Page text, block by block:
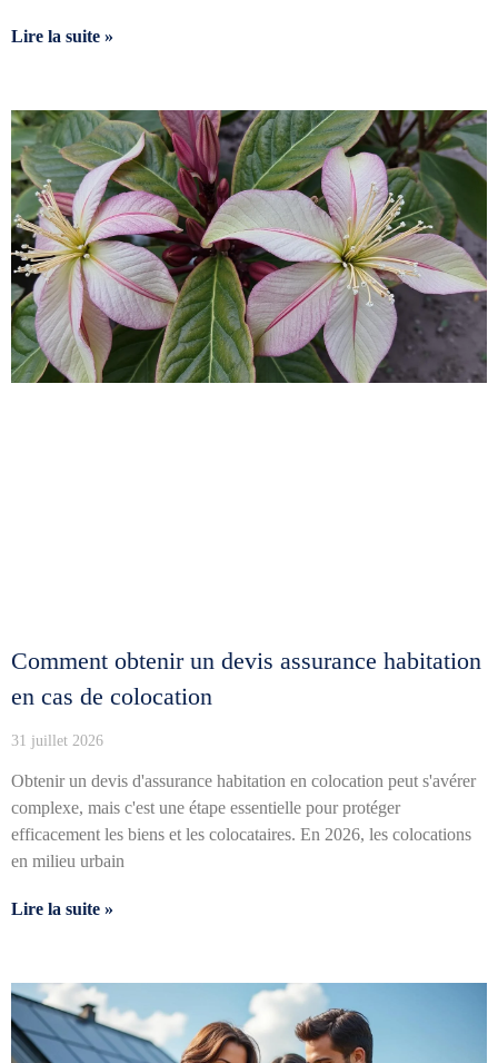
Lire la suite »
Comment obtenir un devis assurance habitation
en cas de colocation
31 juillet 2026
Obtenir un devis d'assurance habitation en colocation peut s'avérer
complexe, mais c'est une étape essentielle pour protéger
efficacement les biens et les colocataires. En 2026, les colocations
en milieu urbain
Lire la suite »